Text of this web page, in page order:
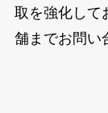
取を強化して
舗までお問い